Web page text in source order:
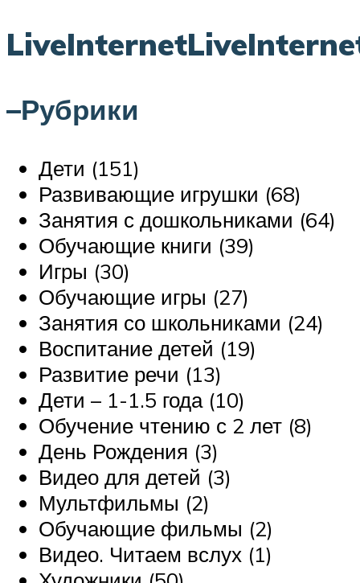
–Рубрики
Дети (151)
Развивающие игрушки (68)
Занятия с дошкольниками (64)
Обучающие книги (39)
Игры (30)
Обучающие игры (27)
Занятия со школьниками (24)
Воспитание детей (19)
Развитие речи (13)
Дети – 1-1.5 года (10)
Обучение чтению с 2 лет (8)
День Рождения (3)
Видео для детей (3)
Мультфильмы (2)
Обучающие фильмы (2)
Видео. Читаем вслух (1)